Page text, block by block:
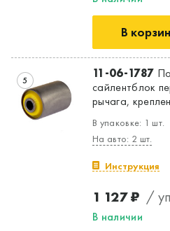
В
5 11-06-1787
сайлентблок
рычага,
В упаковке: 1 шт.
На авто: 2 шт.
Инструкция
1 127 ₽ /
В наличии